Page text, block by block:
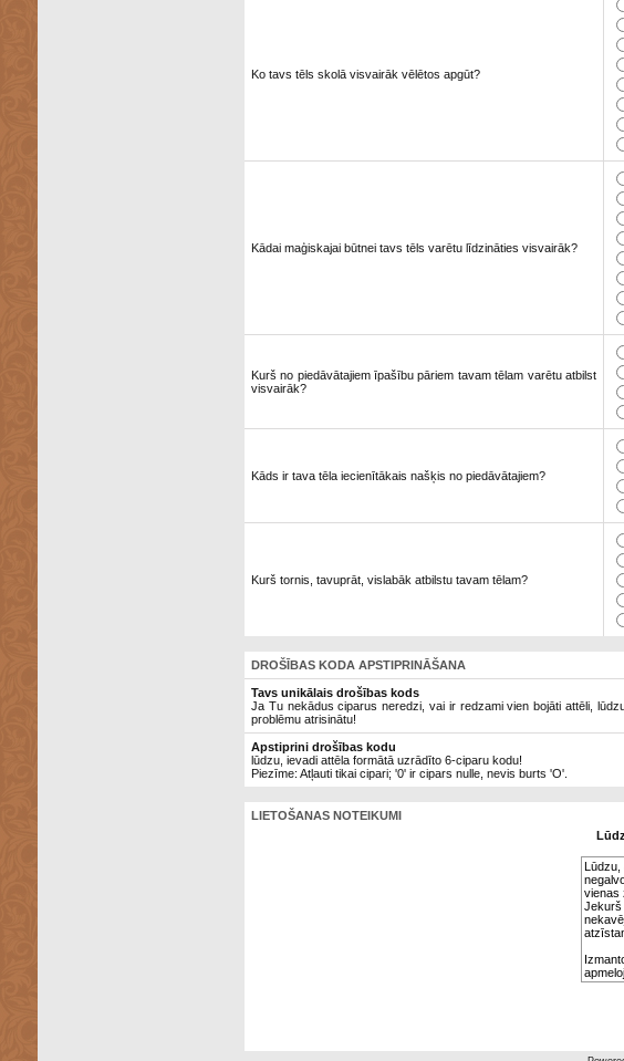
Ko tavs tēls skolā visvairāk vēlētos apgūt?
Kādai maģiskajai būtnei tavs tēls varētu līdzināties visvairāk?
Kurš no piedāvātajiem īpašību pāriem tavam tēlam varētu atbilst
visvairāk?
Kāds ir tava tēla iecienītākais našķis no piedāvātajiem?
Kurš tornis, tavuprāt, vislabāk atbilstu tavam tēlam?
DROŠĪBAS KODA APSTIPRINĀŠANA
Tavs unikālais drošības kods
Ja Tu nekādus ciparus neredzi, vai ir redzami vien bojāti attēli,
problēmu atrisinātu!
Apstiprini drošības kodu
lūdzu, ievadi attēla formātā uzrādīto 6-ciparu kodu!
Piezīme: Atļauti tikai cipari; '0' ir cipars nulle, nevis burts 'O'.
LIETOŠANAS NOTEIKUMI